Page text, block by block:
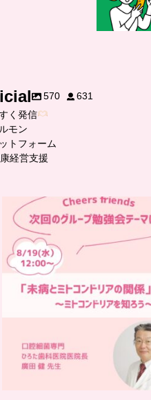
570
631
く発信
モン
トフォーム
経営支援
チアーズフレンズ
グループ勉強会
チアーズビューティーでは